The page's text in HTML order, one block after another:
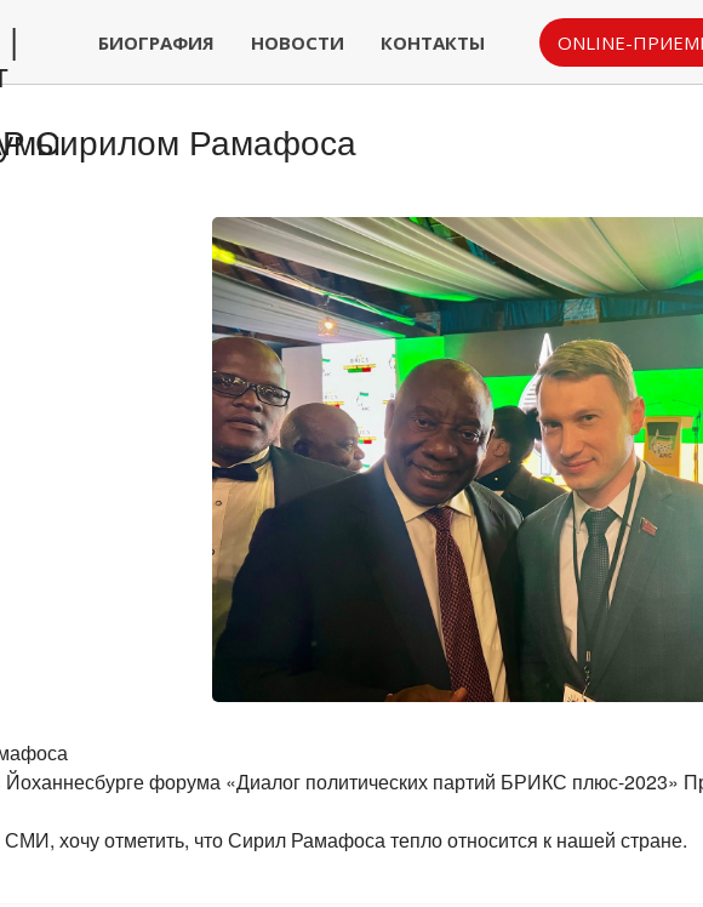
БИОГРАФИЯ НОВОСТИ КОНТАКТЫ ONLINE-
Сирилом Рамафоса
Йоханнесбурге форума «Диалог политических партий БРИКС плюс-
хочу отметить, что Сирил Рамафоса тепло относится к нашей стране.